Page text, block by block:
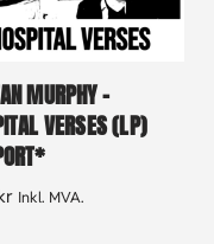
MURPHY –
VERSES (LP)
Inkl. MVA.